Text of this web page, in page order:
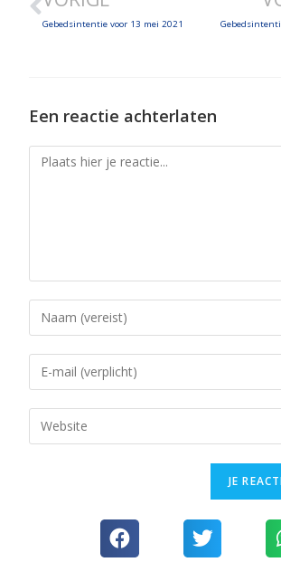
Gebedsintentie voor 13 mei 2021
Een reactie achterlaten